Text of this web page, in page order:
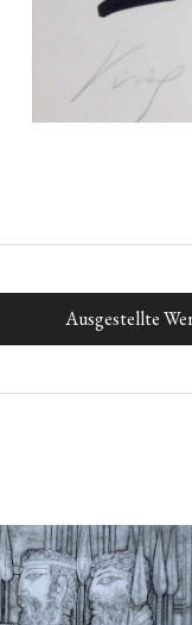
Ausgestellte